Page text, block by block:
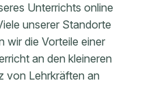
Unterrichts online
unserer Standorte
wir die Vorteile einer
an den kleineren
von Lehrkräften an